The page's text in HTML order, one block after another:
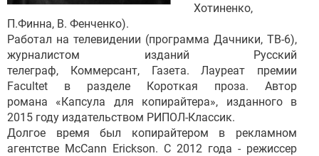
Хотиненко,
П.Финна, В. Фенченко).
Работал на телевидении (программа Дачники, ТВ-6),
журналистом изданий Русский
телеграф, Коммерсант, Газета. Лауреат премии
Faсultet в разделе Короткая проза. Автор
романа «Капсула для копирайтера», изданного в
2015 году издательством РИПОЛ-Классик.
Долгое время был копирайтером в рекламном
агентстве McCann Erickson. С 2012 года - режиссер